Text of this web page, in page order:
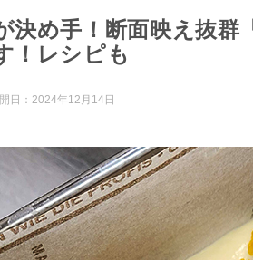
決め手！断面映え抜群
！レシピも
日： 2024年12月14日